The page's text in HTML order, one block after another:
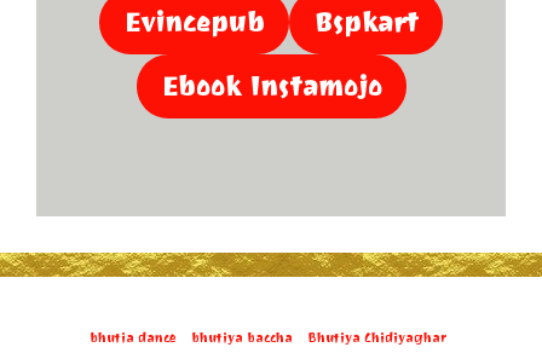
Evincepub
Bspkart
Ebook Instamojo
bhutia dance bhutiya baccha Bhutiya Chidiyaghar